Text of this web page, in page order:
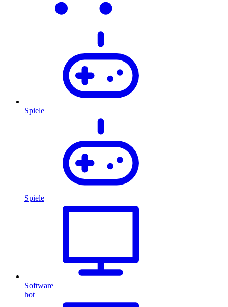
Spiele
Spiele
Software
hot